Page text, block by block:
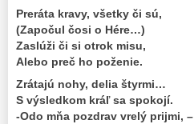
Preráta kravy, všetky či sú,
(Započul čosi o Hére…)
Zaslúži či si otrok misu,
Alebo preč ho poženie.
Zrátajú nohy, delia štyrmi…
S výsledkom kráľ sa spokojí.
-Odo mňa pozdrav vrelý prijmi, –